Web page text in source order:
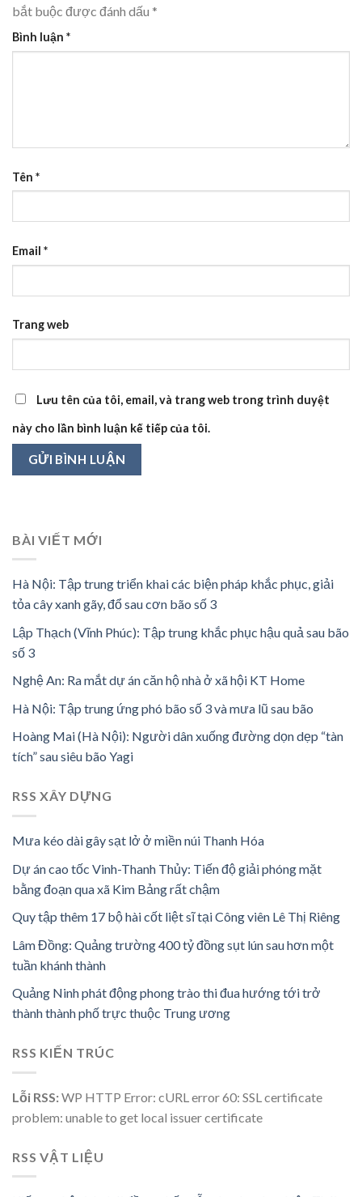
bắt buộc được đánh dấu *
Bình luận *
Tên *
Email *
Trang web
Lưu tên của tôi, email, và trang web trong trình duyệt
này cho lần bình luận kế tiếp của tôi.
BÀI VIẾT MỚI
Hà Nội: Tập trung triển khai các biện pháp khắc phục, giải
tỏa cây xanh gãy, đổ sau cơn bão số 3
Lập Thạch (Vĩnh Phúc): Tập trung khắc phục hậu quả sau bão
số 3
Nghệ An: Ra mắt dự án căn hộ nhà ở xã hội KT Home
Hà Nội: Tập trung ứng phó bão số 3 và mưa lũ sau bão
Hoàng Mai (Hà Nội): Người dân xuống đường dọn dẹp “tàn
tích” sau siêu bão Yagi
RSS XÂY DỰNG
Mưa kéo dài gây sạt lở ở miền núi Thanh Hóa
Dự án cao tốc Vinh-Thanh Thủy: Tiến độ giải phóng mặt
bằng đoạn qua xã Kim Bảng rất chậm
Quy tập thêm 17 bộ hài cốt liệt sĩ tại Công viên Lê Thị Riêng
Lâm Đồng: Quảng trường 400 tỷ đồng sụt lún sau hơn một
tuần khánh thành
Quảng Ninh phát động phong trào thi đua hướng tới trở
thành thành phố trực thuộc Trung ương
RSS KIẾN TRÚC
Lỗi RSS:WP HTTP Error: cURL error 60: SSL certificate
problem: unable to get local issuer certificate
RSS VẬT LIỆU